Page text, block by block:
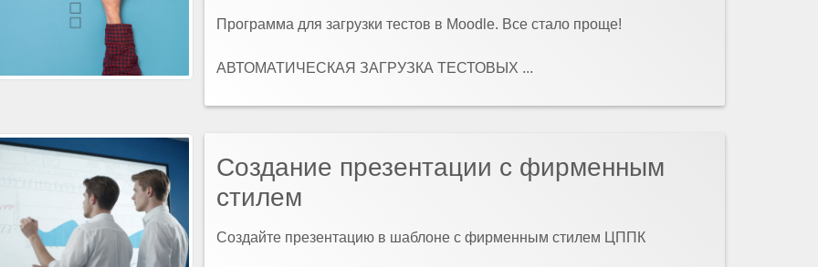
Программа для загрузки тестов в Moodle. Все стало проще!
АВТОМАТИЧЕСКАЯ ЗАГРУЗКА ТЕСТОВЫХ ...
Создание презентации с фирменным
стилем
Создайте презентацию в шаблоне с фирменным стилем ЦППК